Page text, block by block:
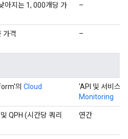
아지는 1, 000개당 가
–
가격 –
의 Cloud
'API 및 서비스'
Monitoring
QPH (시간당 쿼리
연간